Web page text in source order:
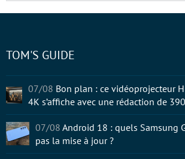
TOM'S GUIDE
07/08 Bon plan : ce vidéoprojecteur
4K s’affiche avec une rédaction de
07/08 Android 18 : quels Samsung
pas la mise à jour ?